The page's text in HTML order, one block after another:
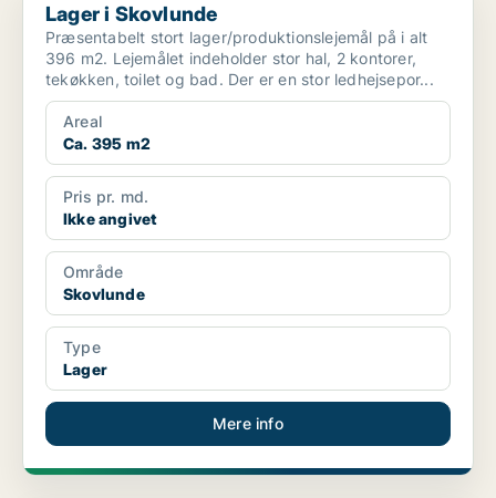
Lager i Skovlunde
Præsentabelt stort lager/produktionslejemål på i alt
396 m2. Lejemålet indeholder stor hal, 2 kontorer,
tekøkken, toilet og bad. Der er en stor ledhejsepor...
Areal
Ca. 395 m2
Pris pr. md.
Ikke angivet
Område
Skovlunde
Type
Lager
Mere info